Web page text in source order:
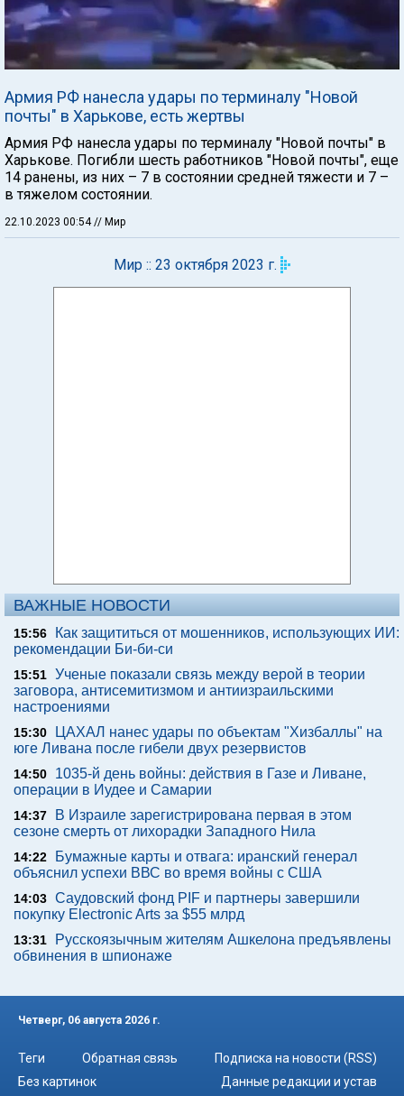
Армия РФ нанесла удары по терминалу "Новой
почты" в Харькове, есть жертвы
Армия РФ нанесла удары по терминалу "Новой почты" в
Харькове. Погибли шесть работников "Новой почты", еще
14 ранены, из них – 7 в состоянии средней тяжести и 7 –
в тяжелом состоянии.
22.10.2023 00:54 // Мир
Мир :: 23 октября 2023 г.
ВАЖНЫЕ НОВОСТИ
15:56
Как защититься от мошенников, использующих ИИ:
рекомендации Би-би-си
15:51 Ученые показали связь между верой в теории
заговора, антисемитизмом и антиизраильскими
настроениями
15:30
ЦАХАЛ нанес удары по объектам "Хизбаллы" на
юге Ливана после гибели двух резервистов
14:50
1035-й день войны: действия в Газе и Ливане,
операции в Иудее и Самарии
14:37
В Израиле зарегистрирована первая в этом
сезоне смерть от лихорадки Западного Нила
14:22
Бумажные карты и отвага: иранский генерал
объяснил успехи ВВС во время войны с США
14:03 Саудовский фонд PIF и партнеры завершили
покупку Electronic Arts за $55 млрд
13:31
Русскоязычным жителям Ашкелона предъявлены
обвинения в шпионаже
Четверг, 06 августа 2026 г.
Теги Обратная связь
Подписка на новости (RSS)
Без картинок
Данные редакции и устав